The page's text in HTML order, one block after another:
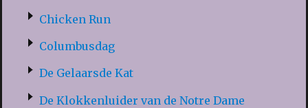
Chicken Run
Columbusdag
De Gelaarsde Kat
De Klokkenluider van de Notre Dame